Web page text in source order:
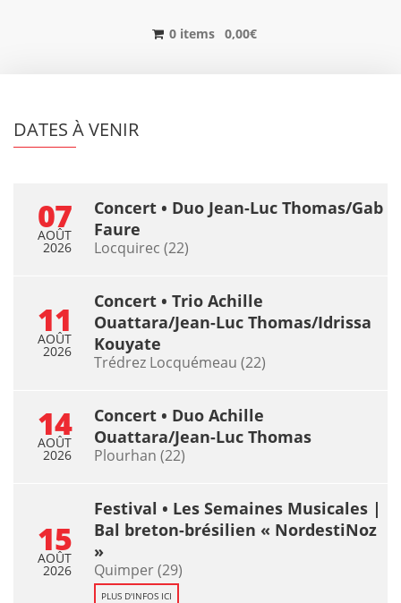
0 items 0,00€
DATES À VENIR
07
AOÛT
2026
Concert • Duo Jean-Luc Thomas/Gab
Faure
Locquirec (22)
11
AOÛT
2026
Concert • Trio Achille
Ouattara/Jean-Luc Thomas/Idrissa
Kouyate
Trédrez Locquémeau (22)
14
AOÛT
2026
Concert • Duo Achille
Ouattara/Jean-Luc Thomas
Plourhan (22)
15
AOÛT
2026
Festival • Les Semaines Musicales |
Bal breton-brésilien « NordestiNoz
»
Quimper (29)
PLUS D'INFOS ICI